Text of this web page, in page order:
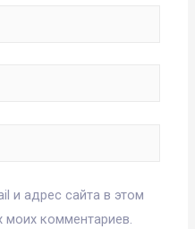
и адрес сайта в этом
комментариев.